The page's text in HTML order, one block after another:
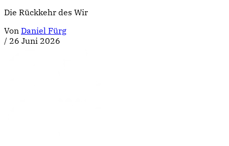
Die Rückkehr des Wir
Von Daniel Fürg
/ 26 Juni 2026